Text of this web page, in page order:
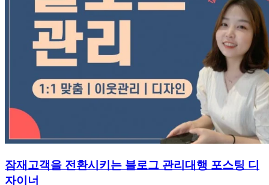
잠재고객을 전환시키는 블로그 관리대행 포스팅 디
자이너